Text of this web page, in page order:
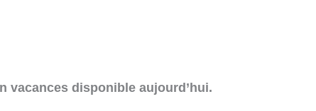
vacances disponible aujourd’hui.